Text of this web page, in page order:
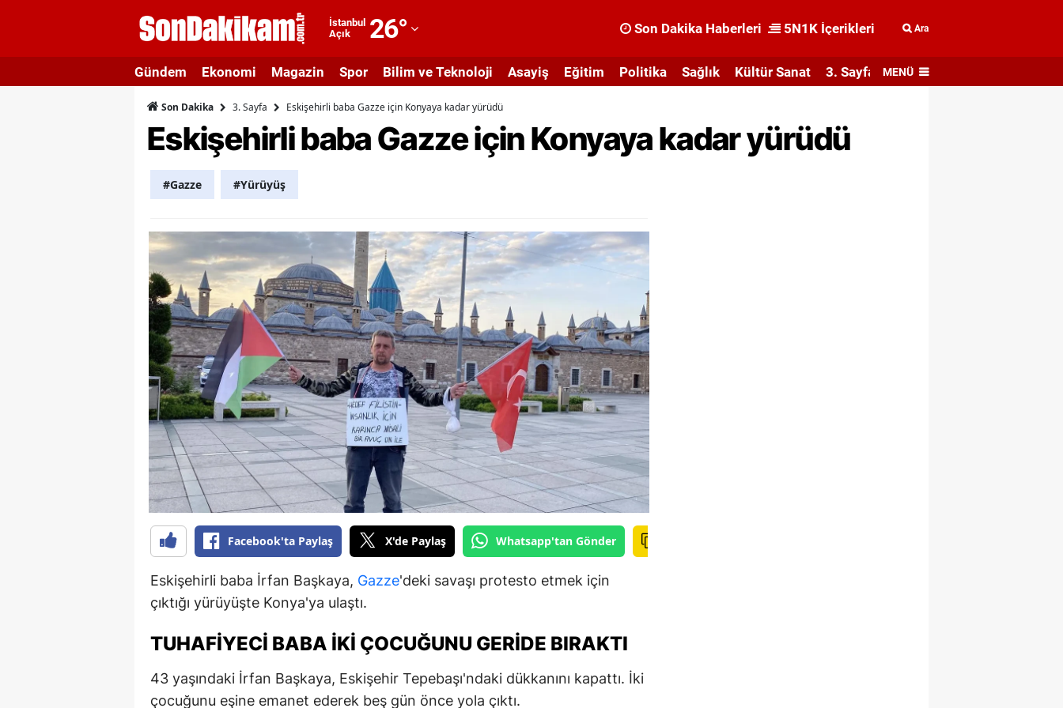
İstanbul
Açık
26°
Adıyaman
Afyonkarahisar
Ağrı
Antalya
Artvin
Aydın
Balıkesir
Bilecik
Bingöl
Bitlis
Bolu
Burdur
Bursa
Çankırı
Çorum
Diyarbakır
Son Dakika Haberleri 5N1K İçerikleri Ara
Gündem Ekonomi Magazin Spor Bilim ve Teknoloji Asayiş Eğitim Politika Sağlık Kültür Sanat 3. Sayfa MENÜ
Son Dakika 3. Sayfa Eskişehirli baba Gazze için Konyaya kadar yürüdü
Eskişehirli baba Gazze için Konyaya kadar yürüdü
#Gazze #Yürüyüş
Facebook'ta Paylaş X'de Paylaş Whatsapp'tan Gönder
Eskişehirli baba İrfan Başkaya, Gazze'deki savaşı protesto etmek için
çıktığı yürüyüşte Konya'ya ulaştı.
TUHAFIYECI BABA IKI ÇOCUĞUNU GERIDE BIRAKTI
43 yaşındaki İrfan Başkaya, Eskişehir Tepebaşı'ndaki dükkanını kapattı. İki
çocuğunu eşine emanet ederek beş gün önce yola çıktı.